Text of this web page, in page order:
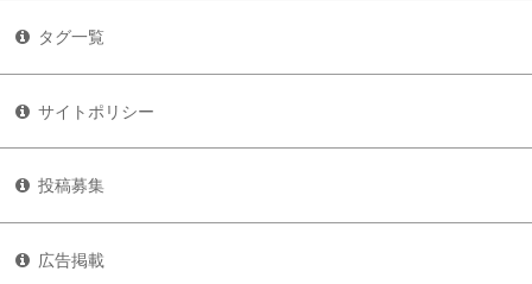
タグ一覧
サイトポリシー
投稿募集
広告掲載